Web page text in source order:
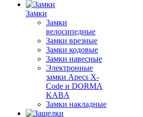
Замки
Замки
велосипедные
Замки врезные
Замки кодовые
Замки навесные
Электронные
замки Apecs X-
Code и DORMA
KABA
Замки накладные